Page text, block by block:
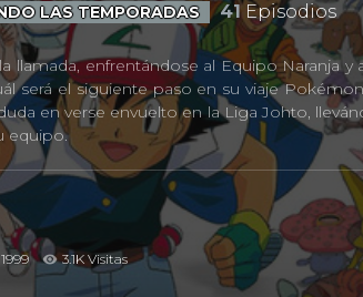
LAS TEMPORADAS 41Episodios
llamada, enfrentándose al Equipo Naranja
será el siguiente paso en su viaje
en verse envuelto en la Liga Johto,
equipo.
1999 3.1K Visitas